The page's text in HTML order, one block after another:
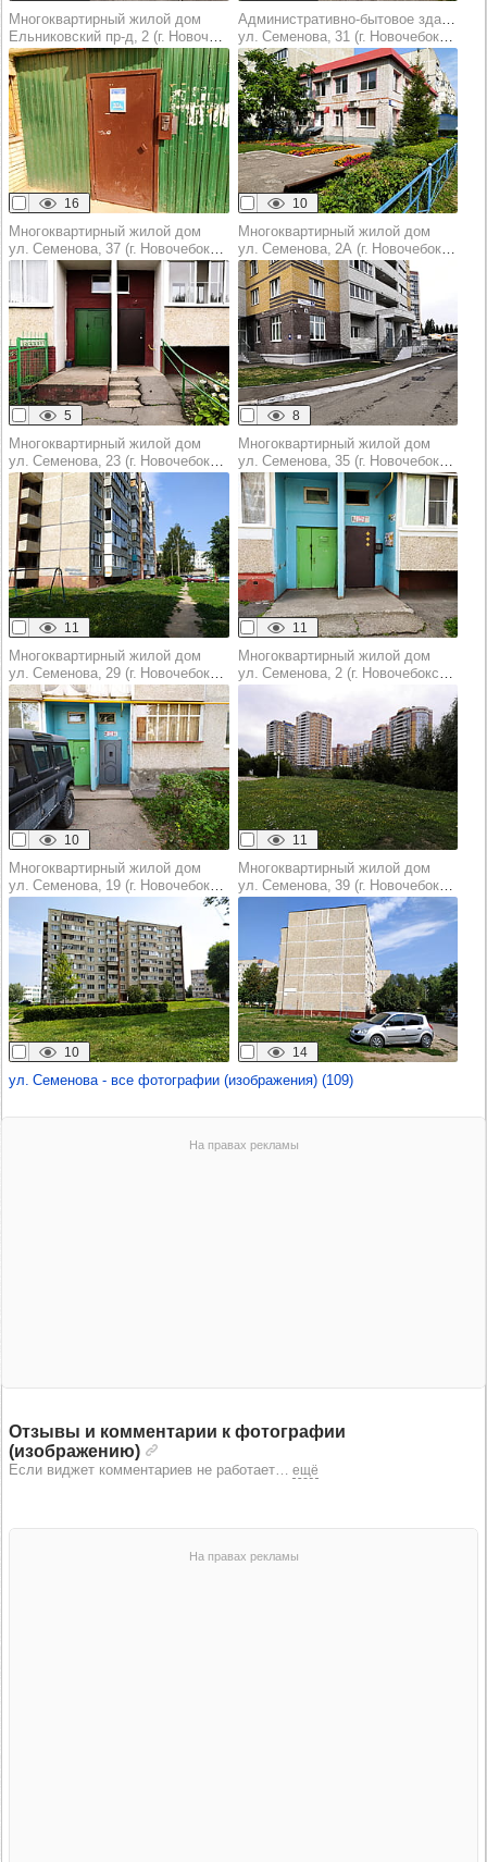
Многоквартирный жилой дом
Ельниковский пр‑д, 2 (г. Новочебоксарск)
16
Административно-бытовое здание
ул. Семенова, 31 (г. Новочебоксарск)
10
Многоквартирный жилой дом
ул. Семенова, 37 (г. Новочебоксарск)
5
Многоквартирный жилой дом
ул. Семенова, 2А (г. Новочебоксарск)
8
Многоквартирный жилой дом
ул. Семенова, 23 (г. Новочебоксарск)
11
Многоквартирный жилой дом
ул. Семенова, 35 (г. Новочебоксарск)
11
Многоквартирный жилой дом
ул. Семенова, 29 (г. Новочебоксарск)
10
Многоквартирный жилой дом
ул. Семенова, 2 (г. Новочебоксарск)
11
Многоквартирный жилой дом
ул. Семенова, 19 (г. Новочебоксарск)
10
Многоквартирный жилой дом
ул. Семенова, 39 (г. Новочебоксарск)
14
ул. Семенова - все фотографии (изображения) (109)
Отзывы и комментарии к фотографии
(изображению)
Если виджет комментариев не работает ещё